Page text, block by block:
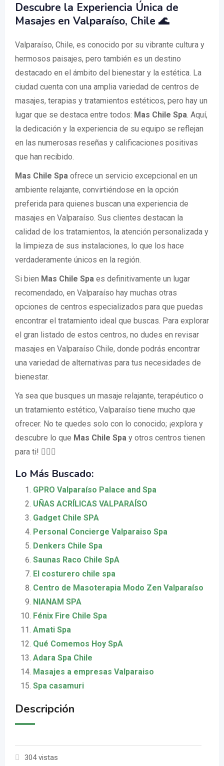
Descubre la Experiencia Única de
Masajes en Valparaíso, Chile 🌊
Valparaíso, Chile, es conocido por su vibrante cultura y
hermosos paisajes, pero también es un destino
destacado en el ámbito del bienestar y la estética. La
ciudad cuenta con una amplia variedad de centros de
masajes, terapias y tratamientos estéticos, pero hay un
lugar que se destaca entre todos: Mas Chile Spa. Aquí,
la dedicación y la experiencia de su equipo se reflejan
en las numerosas reseñas y calificaciones positivas
que han recibido.
Mas Chile Spa ofrece un servicio excepcional en un
ambiente relajante, convirtiéndose en la opción
preferida para quienes buscan una experiencia de
masajes en Valparaíso. Sus clientes destacan la
calidad de los tratamientos, la atención personalizada y
la limpieza de sus instalaciones, lo que los hace
verdaderamente únicos en la región.
Si bien Mas Chile Spa es definitivamente un lugar
recomendado, en Valparaíso hay muchas otras
opciones de centros especializados para que puedas
encontrar el tratamiento ideal que buscas. Para explorar
el gran listado de estos centros, no dudes en revisar
masajes en Valparaíso Chile, donde podrás encontrar
una variedad de alternativas para tus necesidades de
bienestar.
Ya sea que busques un masaje relajante, terapéutico o
un tratamiento estético, Valparaíso tiene mucho que
ofrecer. No te quedes solo con lo conocido; ¡explora y
descubre lo que Mas Chile Spa y otros centros tienen
para ti! 🧘‍♀️✨
Lo Más Buscado:
GPRO Valparaíso Palace and Spa
UÑAS ACRÍLICAS VALPARAÍSO
Gadget Chile SPA
Personal Concierge Valparaiso Spa
Denkers Chile Spa
Saunas Raco Chile SpA
El costurero chile spa
Centro de Masoterapia Modo Zen Valparaíso
NIANAM SPA
Fénix Fire Chile Spa
Amati Spa
Qué Comemos Hoy SpA
Adara Spa Chile
Masajes a empresas Valparaiso
Spa casamuri
Descripción
304 vistas